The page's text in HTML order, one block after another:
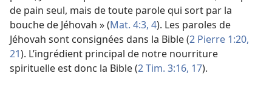
de pain seul, mais de toute parole qui sort par la
bouche de Jéhovah » (Mat. 4:3, 4). Les paroles de
Jéhovah sont consignées dans la Bible (2 Pierre 1:20,
21). L’ingrédient principal de notre nourriture
spirituelle est donc la Bible (2 Tim. 3:16, 17).